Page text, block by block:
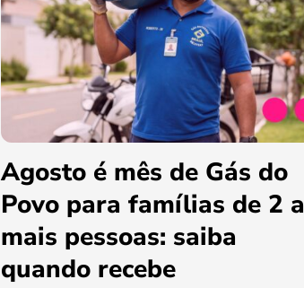
Agosto é mês de Gás do
Povo para famílias de 2 a
mais pessoas: saiba
quando recebe